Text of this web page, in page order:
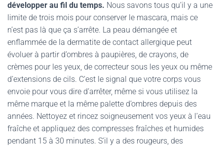
développer au fil du temps. Nous savons tous qu’il y a une
limite de trois mois pour conserver le mascara, mais ce
n’est pas là que ça s’arrête. La peau démangée et
enflammée de la dermatite de contact allergique peut
évoluer à partir d’ombres à paupières, de crayons, de
crèmes pour les yeux, de correcteur sous les yeux ou même
d’extensions de cils. C’est le signal que votre corps vous
envoie pour vous dire d’arrêter, même si vous utilisez la
même marque et la même palette d’ombres depuis des
années. Nettoyez et rincez soigneusement vos yeux à l’eau
fraîche et appliquez des compresses fraîches et humides
pendant 15 à 30 minutes. S’il y a des rougeurs, des